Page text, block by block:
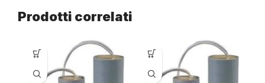
Prodotti correlati